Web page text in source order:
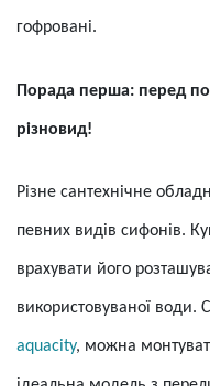
гофровані.
Порада перша: перед
різновид!
Різне сантехнічне
певних видів сифонів.
врахувати його
використовуваної
aquacity, можна